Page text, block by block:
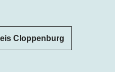
Cloppenburg